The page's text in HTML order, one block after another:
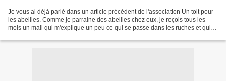
Je vous ai déjà parlé dans un article précédent de l'association Un toit pour
les abeilles. Comme je parraine des abeilles chez eux, je reçois tous les
mois un mail qui m'explique un peu ce qui se passe dans les ruches et qui